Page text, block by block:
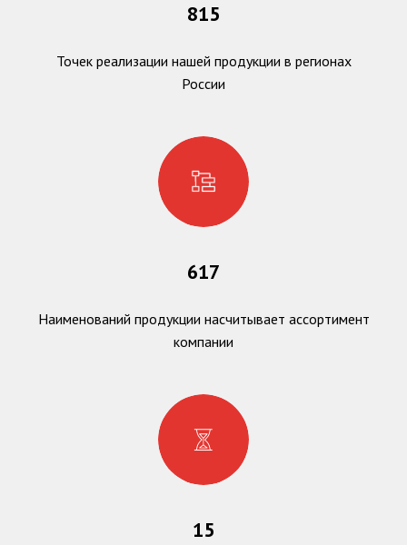
815
Точек реализации нашей продукции в регионах
России
617
Наименований продукции насчитывает ассортимент
компании
15